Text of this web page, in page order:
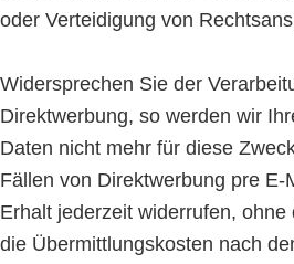
oder Verteidigung von
Widersprechen Sie der
Direktwerbung, so werden wir
Daten nicht mehr für diese
Fällen von Direktwerbung pre E-
Erhalt jederzeit widerrufen,
die Übermittlungskosten nach